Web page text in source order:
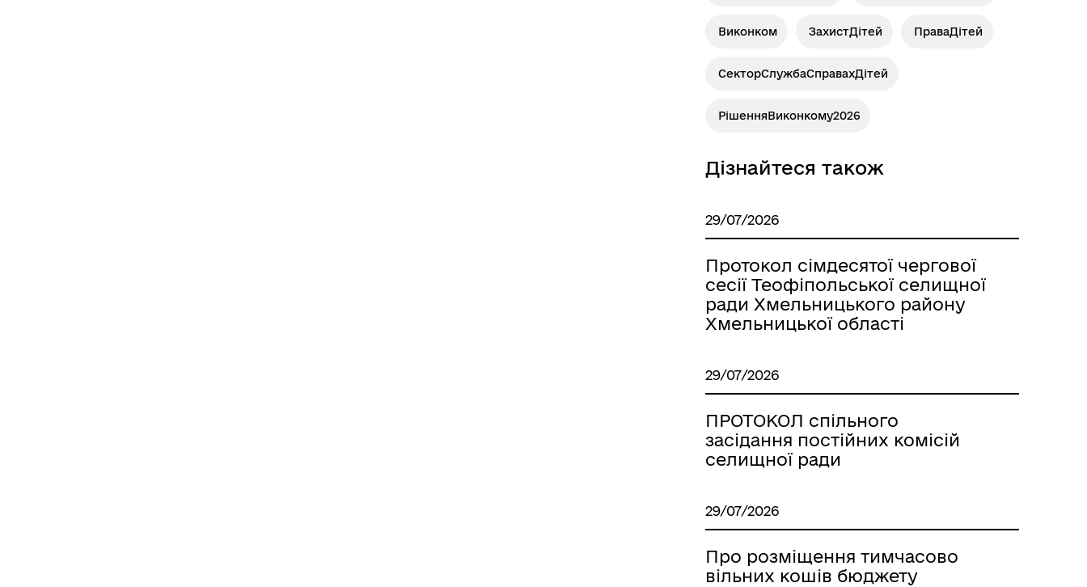
Виконком ЗахистДітей ПраваДітей
СекторСлужбаСправахДітей
РішенняВиконкому2026
Дізнайтеся також
29/07/2026
Протокол сімдесятої чергової
сесії Теофіпольської селищної
ради Хмельницького району
Хмельницької області
29/07/2026
ПРОТОКОЛ спільного
засідання постійних комісій
селищної ради
29/07/2026
Про розміщення тимчасово
вільних кошів бюджету